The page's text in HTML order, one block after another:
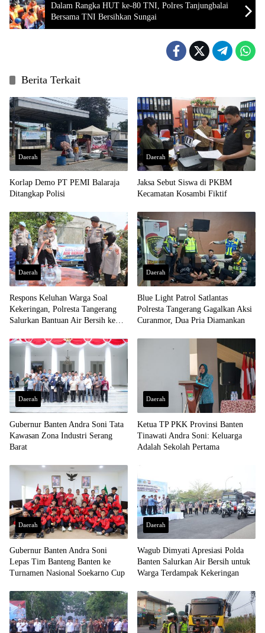
Dalam Rangka HUT ke-80 TNI, Polres Tanjungbalai
Bersama TNI Bersihkan Sungai
Berita Terkait
Daerah
Korlap Demo PT PEMI Balaraja
Ditangkap Polisi
Daerah
Jaksa Sebut Siswa di PKBM
Kecamatan Kosambi Fiktif
Daerah
Respons Keluhan Warga Soal
Kekeringan, Polresta Tangerang
Salurkan Bantuan Air Bersih ke
Daerah
Blue Light Patrol Satlantas
Polresta Tangerang Gagalkan Aksi
Curanmor, Dua Pria Diamankan
Daerah
Gubernur Banten Andra Soni Tata
Kawasan Zona Industri Serang
Barat
Daerah
Ketua TP PKK Provinsi Banten
Tinawati Andra Soni: Keluarga
Adalah Sekolah Pertama
Daerah
Gubernur Banten Andra Soni
Lepas Tim Banteng Banten ke
Turnamen Nasional Soekarno Cup
Daerah
Wagub Dimyati Apresiasi Polda
Banten Salurkan Air Bersih untuk
Warga Terdampak Kekeringan